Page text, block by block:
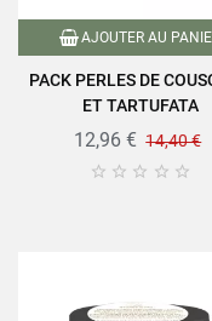
AJOUTER AU
PACK PERLES DE
ET TARTUFATA
12,96 € 14,40 €
    